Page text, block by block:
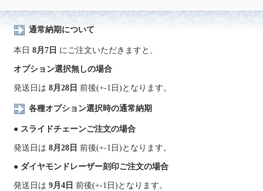
通常納期について
本日 8月7日 にご注文いただきますと、
オプション選択無しの場合
発送日は 8月28日 前後(+-1日)となります。
各種オプション選択時の通常納期
● スライドチェーンご注文の場合
発送日は 8月28日 前後(+-1日)となります。
● ダイヤモンドレーザー刻印ご注文の場合
発送日は 9月4日 前後(+-1日)となります。